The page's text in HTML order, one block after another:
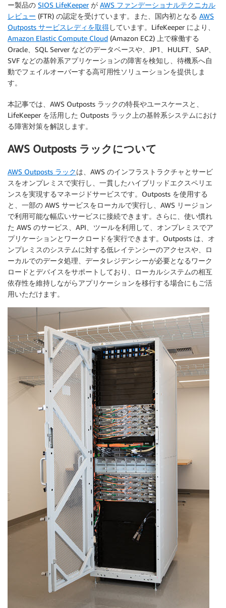
ー製品の SIOS LifeKeeperが AWS ファンデーショナルテクニカル
レビュー (FTR) の認定を受けています。また、国内初となる AWS
Outposts サービスレディを取得しています。LifeKeeper により、
Amazon Elastic Compute Cloud (Amazon EC2) 上で稼働する
Oracle、SQL Server などのデータベースや、JP1、HULFT、SAP、
SVF などの基幹系アプリケーションの障害を検知し、待機系へ自
動でフェイルオーバーする高可用性ソリューションを提供しま
す。
本記事では、AWS Outposts ラックの特長やユースケースと、
LifeKeeper を活用した Outposts ラック上の基幹系システムにおけ
る障害対策を解説します。
AWS Outposts ラックについて
AWS Outposts ラックは、AWS のインフラストラクチャとサービ
スをオンプレミスで実行し、一貫したハイブリッドエクスペリエ
ンスを実現するマネージドサービスです。Outposts を使用する
と、一部の AWS サービスをローカルで実行し、AWS リージョン
で利用可能な幅広いサービスに接続できます。さらに、使い慣れ
た AWS のサービス、API、ツールを利用して、オンプレミスでア
プリケーションとワークロードを実行できます。Outposts は、オ
ンプレミスのシステムに対する低レイテンシーのアクセスや、ロ
ーカルでのデータ処理、データレジデンシーが必要となるワーク
ロードとデバイスをサポートしており、ローカルシステムの相互
依存性を維持しながらアプリケーションを移行する場合にもご活
用いただけます。